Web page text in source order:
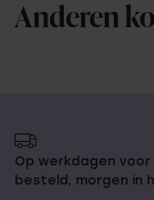
Anderen
Op werkdagen voor
besteld, morgen in